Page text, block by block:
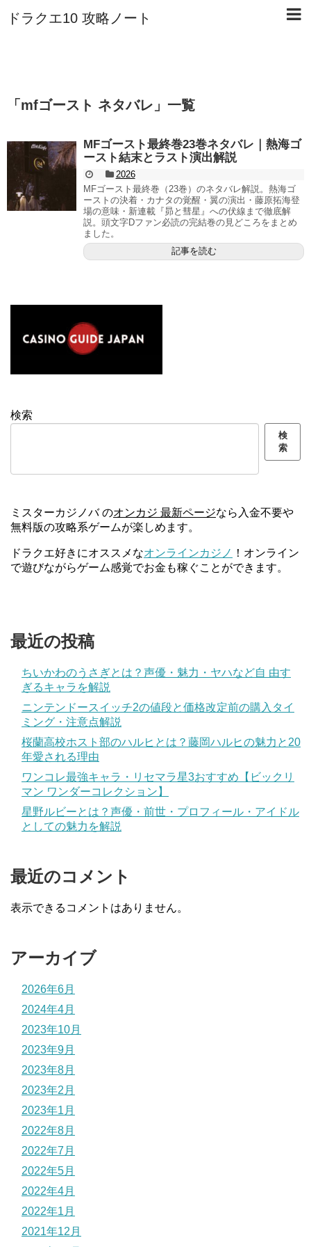
ドラクエ10 攻略ノート
「 mfゴースト ネタバレ 」 一覧
MFゴースト最終巻23巻ネタバレ｜熱海ゴ
ースト結末とラスト演出解説
2026
MFゴースト最終巻（23巻）のネタバレ解説。熱海ゴ
ーストの決着・カナタの覚醒・翼の演出・藤原拓海登
場の意味・新連載『昴と彗星』への伏線まで徹底解
説。頭文字Dファン必読の完結巻の見どころをまとめ
ました。
記事を読む
検索
検
索
ミスターカジノバ のオンカジ 最新ページなら入金不要や
無料版の攻略系ゲームが楽しめます。
ドラクエ好きにオススメなオンラインカジノ ！オンライン
で遊びながらゲーム感覚でお金も稼ぐことができます。
最近の投稿
ちいかわのうさぎとは？声優・魅力・ヤハなど自 由す
ぎるキャラを解説
ニンテンドースイッチ2の値段と価格改定前の購入タイ
ミング・注意点解説
桜蘭高校ホスト部のハルヒとは？藤岡ハルヒの魅力と20
年愛される理由
ワンコレ最強キャラ・リセマラ星3おすすめ【ビックリ
マン ワンダーコレクション】
星野ルビーとは？声優・前世・プロフィール・アイドル
としての魅力を解説
最近のコメント
表示できるコメントはありません。
アーカイブ
2026年6月
2024年4月
2023年10月
2023年9月
2023年8月
2023年2月
2023年1月
2022年8月
2022年7月
2022年5月
2022年4月
2022年1月
2021年12月